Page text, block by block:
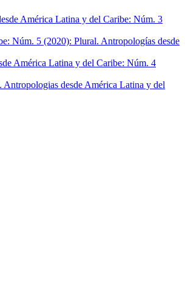
América Latina y del Caribe: Núm. 3
Núm. 5 (2020): Plural. Antropologías desde
América Latina y del Caribe: Núm. 4
desde América Latina y del